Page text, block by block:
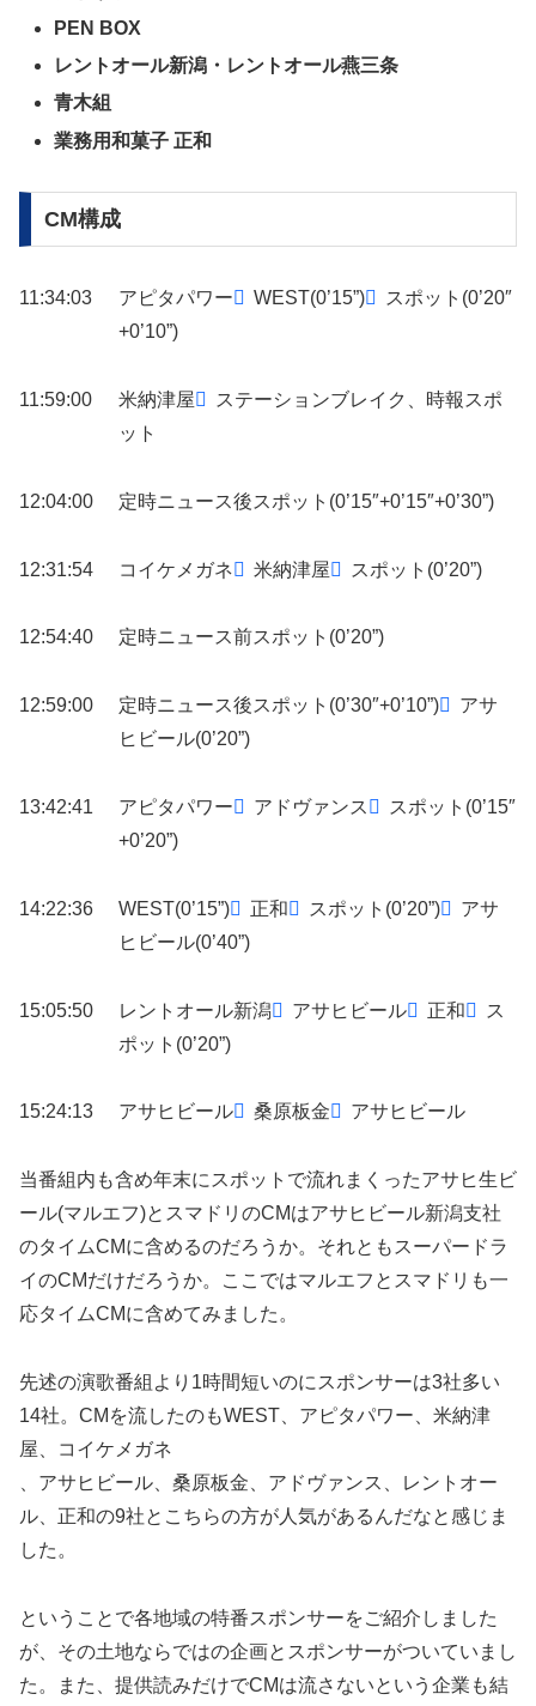
PEN BOX
レントオール新潟・レントオール燕三条
青木組
業務用和菓子 正和
CM構成
11:34:03 アピタパワー WEST(0’15”)
スポット(0’20″
+0’10”)
11:59:00 米納津屋
ステーションブレイク、時報スポ
ット
12:04:00 定時ニュース後スポット(0’15″+0’15″+0’30”)
12:31:54 コイケメガネ 米納津屋 スポット(0’20”)
12:54:40 定時ニュース前スポット(0’20”)
12:59:00 定時ニュース後スポット(0’30″+0’10”)
アサ
ヒビール(0’20”)
13:42:41 アピタパワー アドヴァンス
スポット(0’15″
+0’20”)
14:22:36 WEST(0’15”) 正和 スポット(0’20”)
アサ
ヒビール(0’40”)
15:05:50 レントオール新潟 アサヒビール 正和
ス
ポット(0’20”)
15:24:13 アサヒビール 桑原板金 アサヒビール
当番組内も含め年末にスポットで流れまくったアサヒ生ビ
ール(マルエフ)とスマドリのCMはアサヒビール新潟支社
のタイムCMに含めるのだろうか。それともスーパードラ
イのCMだけだろうか。ここではマルエフとスマドリも一
応タイムCMに含めてみました。
先述の演歌番組より1時間短いのにスポンサーは3社多い
14社。CMを流したのもWEST、アピタパワー、米納津
屋、コイケメガネ
、アサヒビール、桑原板金、アドヴァンス、レントオー
ル、正和の9社とこちらの方が人気があるんだなと感じま
した。
ということで各地域の特番スポンサーをご紹介しました
が、その土地ならではの企画とスポンサーがついていまし
た。また、提供読みだけでCMは流さないという企業も結